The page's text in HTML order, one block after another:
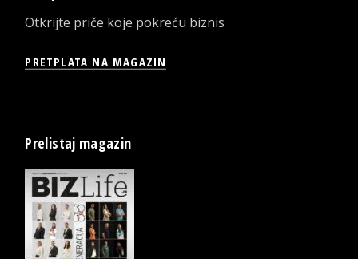
Otkrijte priče koje pokreću biznis
PRETPLATA NA MAGAZIN
Prelistaj magazin